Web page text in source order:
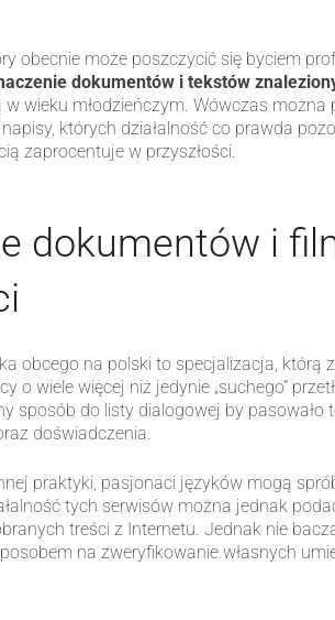
obecnie może poszczycić się byciem
dokumentów i tekstów
wieku młodzieńczym. Wówczas
których działalność co prawda
zaprocentuje w przyszłości.
dokumentów i
obcego na polski to specjalizacja,
o wiele więcej niż jedynie „suchego”
sposób do listy dialogowej by
doświadczenia.
praktyki, pasjonaci języków mogą
tych serwisów można jednak
treści z Internetu. Jednak nie
na zweryfikowanie własnych